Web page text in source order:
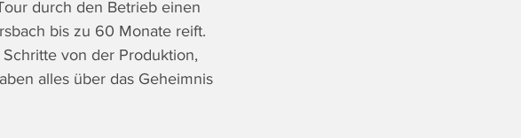
durch den Betrieb einen
bis zu 60 Monate reift.
von der Produktion,
alles über das Geheimnis